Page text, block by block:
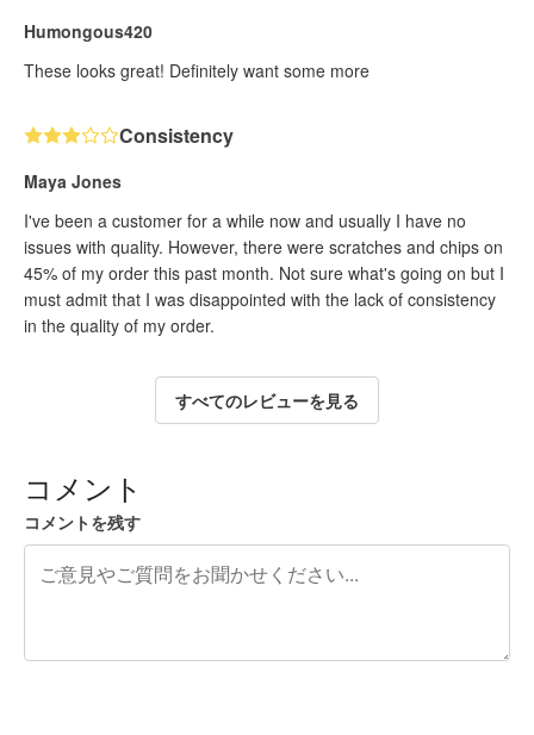
Humongous420
These looks great! Definitely want some more
Consistency
Maya Jones
I've been a customer for a while now and usually I have no
issues with quality. However, there were scratches and chips on
45% of my order this past month. Not sure what's going on but I
must admit that I was disappointed with the lack of consistency
in the quality of my order.
すべてのレビューを見る
コメント
コメントを残す